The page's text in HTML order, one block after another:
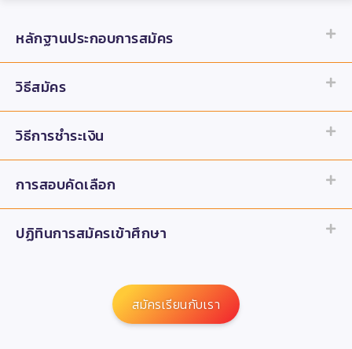
หลักฐานประกอบการสมัคร
วิธีสมัคร
วิธีการชำระเงิน
การสอบคัดเลือก
ปฏิทินการสมัครเข้าศึกษา
สมัครเรียนกับเรา